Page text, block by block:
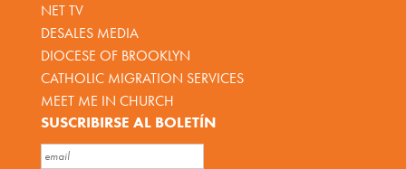
NET TV
DESALES MEDIA
DIOCESE OF BROOKLYN
CATHOLIC MIGRATION SERVICES
MEET ME IN CHURCH
SUSCRIBIRSE AL BOLETÍN